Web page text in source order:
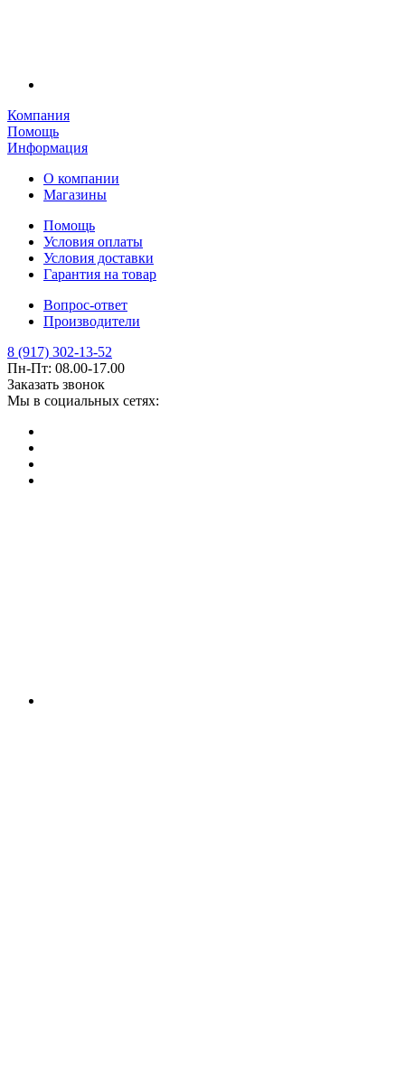
Компания
Помощь
Информация
О компании
Магазины
Помощь
Условия оплаты
Условия доставки
Гарантия на товар
Вопрос-ответ
Производители
8 (917) 302-13-52
Пн-Пт: 08.00-17.00
Заказать звонок
Мы в социальных сетях: